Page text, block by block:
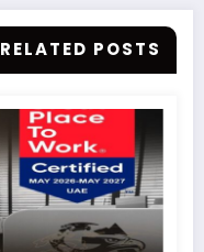
RELATED POSTS